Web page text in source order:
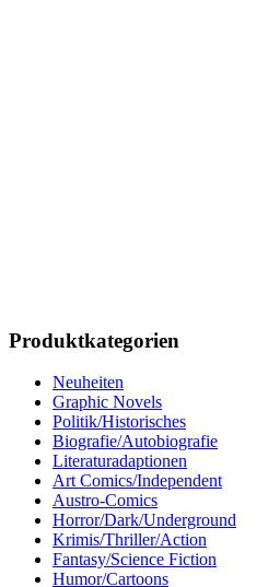
Produktkategorien
Neuheiten
Graphic Novels
Politik/Historisches
Biografie/Autobiografie
Literaturadaptionen
Art Comics/Independent
Austro-Comics
Horror/Dark/Underground
Krimis/Thriller/Action
Fantasy/Science Fiction
Humor/Cartoons